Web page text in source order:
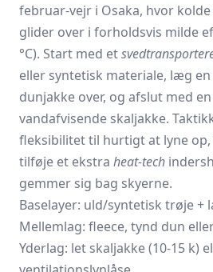
februar-vejr i Osaka, hvor kolde
glider over i forholdsvis milde
°C). Start med et
eller syntetisk materiale, læg
dunjakke over, og afslut med
vandafvisende skaljakke.
fleksibilitet til hurtigt at lyne
tilføje et ekstra heat-tech
gemmer sig bag skyerne.
Baselayer: uld/syntetisk trøje +
Mellemlag: fleece, tynd dun
Yderlag: let skaljakke (10-15 k)